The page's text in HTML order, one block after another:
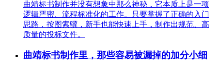
曲靖标书制作并没有想象中那么神秘，它本质上是一项
逻辑严密、流程标准化的工作。只要掌握了正确的入门
思路，按图索骥，新手也能快速上手，制作出规范、高
质量的投标文件。
曲靖标书制作里，那些容易被漏掉的加分小细